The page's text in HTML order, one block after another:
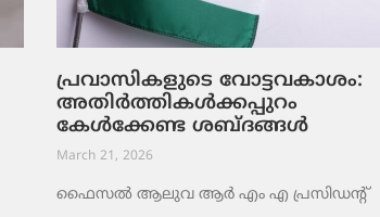
പ്രവാസികളുടെ വോട്ടവകാശം:
അതിർത്തികൾക്കപ്പുറം
കേൾക്കേണ്ട ശബ്ദങ്ങൾ
March 21, 2026
ഫൈസൽ ആലുവ ആർ എം എ പ്രസിഡന്റ്